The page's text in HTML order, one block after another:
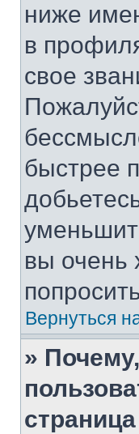
ниже
в
свое
быстрее
вы очень
Вернуться
»